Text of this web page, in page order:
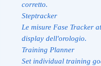
corretto.
Steptracker
Le misure Fase Tracker
display dell'orologio.
Training Planner
Set individual training